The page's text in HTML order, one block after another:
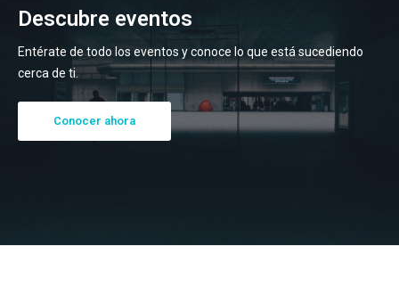
Descubre eventos
Entérate de todo los eventos y conoce lo que está sucediendo
cerca de ti.
Conocer ahora